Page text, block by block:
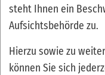
steht Ihnen ein
Aufsichtsbehörde zu.
Hierzu sowie zu
können Sie sich